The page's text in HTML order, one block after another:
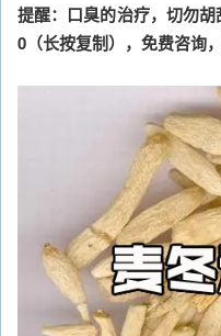
提醒：口臭的治疗，切勿
0（长按复制），免费咨询